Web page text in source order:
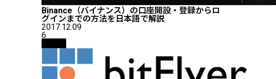
Binance（バイナンス）の口座開設・登録からロ
グインまでの方法を日本語で解説
2017.12.09
6